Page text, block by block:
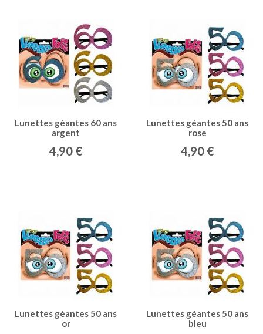
Lunettes géantes 60 ans
argent
4,90 €
Lunettes géantes 50 ans
rose
4,90 €
Lunettes géantes 50 ans
or
Lunettes géantes 50 ans
bleu